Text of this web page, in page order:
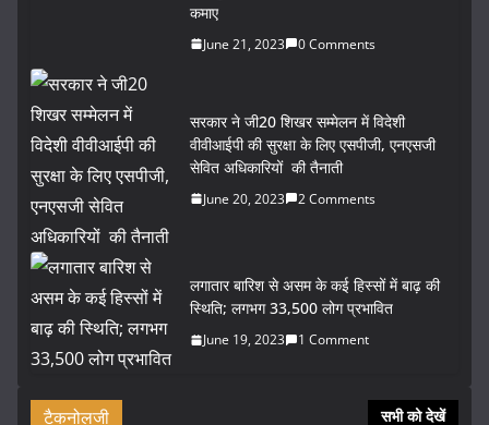
कमाए
June 21, 2023 0 Comments
सरकार ने जी20 शिखर सम्मेलन में विदेशी
वीवीआईपी की सुरक्षा के लिए एसपीजी, एनएसजी
सेवित अधिकारियों की तैनाती
June 20, 2023 2 Comments
लगातार बारिश से असम के कई हिस्सों में बाढ़ की
स्थिति; लगभग 33,500 लोग प्रभावित
June 19, 2023 1 Comment
टैकनोलजी सभी को देखें